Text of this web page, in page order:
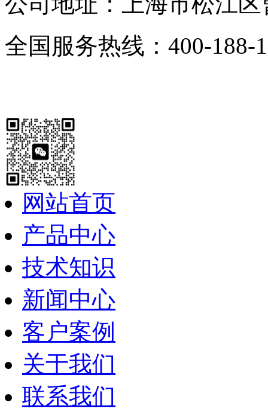
全国服务热线：400-188-
网站首页
产品中心
技术知识
新闻中心
客户案例
关于我们
联系我们